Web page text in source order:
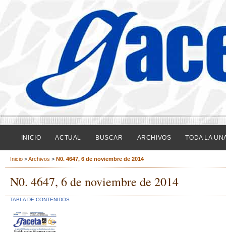
INICIO ACTUAL BUSCAR ARCHIVOS TODA LA
Inicio >Archivos > N0. 4647, 6 de noviembre de 2014
N0. 4647, 6 de noviembre de 2014
TABLA DE CONTENIDOS